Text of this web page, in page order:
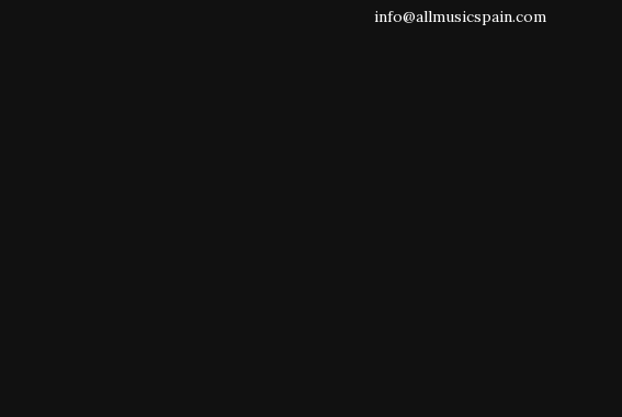
info@allmusicspain.com